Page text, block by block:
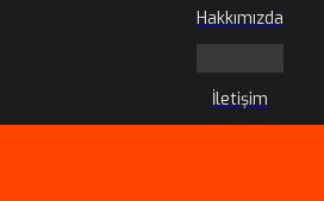
Hakkımızda
İletişim